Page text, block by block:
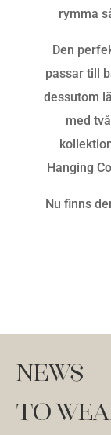
rymma
Den
passar till
dessutom
med
Hanging
Nu finns
News
to